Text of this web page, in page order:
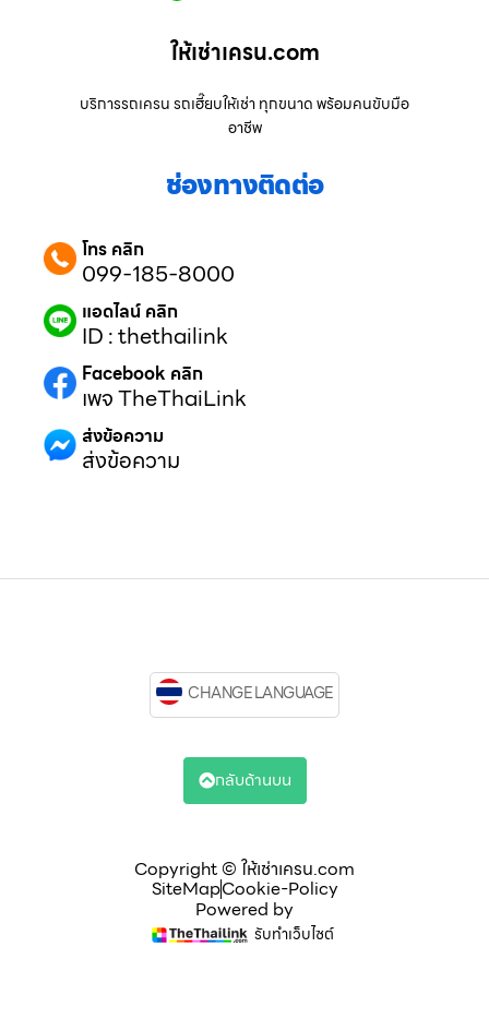
ให้เช่าเครน.com
บริการรถเครน รถเฮี๊ยบให้เช่า ทุกขนาด พร้อมคนขับมือ
อาชีพ
ช่องทางติดต่อ
โทร คลิก
099-185-8000
แอดไลน์ คลิก
ID : thethailink
Facebook คลิก
เพจ TheThaiLink
ส่งข้อความ
ส่งข้อความ
Copyright © ให้เช่าเครน.com
SiteMapCookie-Policy
Powered by
รับทำเว็บไซต์
CHANGE LANGUAGE
กลับด้านบน